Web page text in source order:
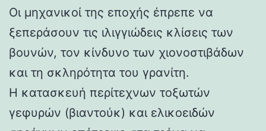
Οι μηχανικοί της εποχής έπρεπε να
ξεπεράσουν τις ιλιγγιώδεις κλίσεις των
βουνών, τον κίνδυνο των χιονοστιβάδων
και τη σκληρότητα του γρανίτη.
Η κατασκευή περίτεχνων τοξωτών
γεφυρών (βιαντούκ) και ελικοειδών